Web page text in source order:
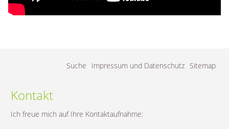
Suche Impressum und Datenschutz Sitemap
Kontakt
Ich freue mich auf Ihre Kontaktaufnahme: